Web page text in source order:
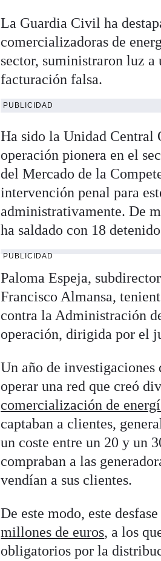
La Guardia Civil ha
comercializadoras de
sector, suministraron luz a
facturación falsa.
PUBLICIDAD
Ha sido la Unidad Central
operación pionera en el
del Mercado de la
intervención penal para
administrativamente. De
ha saldado con 18
PUBLICIDAD
Paloma Espeja,
Francisco Almansa,
contra la Administración
operación, dirigida por el
Un año de investigaciones
operar una red que creó
comercialización de
captaban a clientes,
un coste entre un 20 y un
compraban a las
vendían a sus clientes.
De este modo, este
millones de euros, a los
obligatorios por la